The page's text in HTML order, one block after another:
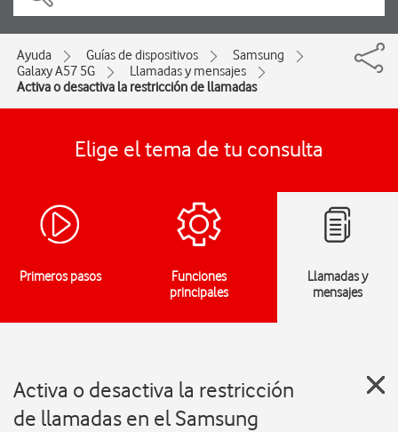
Ayuda Guías de dispositivos
Samsung
Galaxy A57 5G
Llamadas y mensajes
Activa o desactiva la restricción de llamadas
Elige el tema de tu consulta
Primeros pasos
Funciones
principales
Llamadas y
mensajes
Activa o desactiva la restricción
de llamadas en el Samsung